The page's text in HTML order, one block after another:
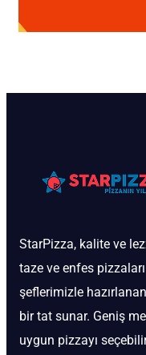
StarPizza, kalite ve
taze ve enfes
şeflerimizle
bir tat sunar. Geniş
uygun pizzayı